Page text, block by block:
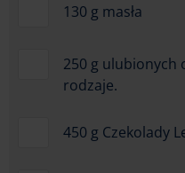
130 g masła
250 g ulubionych
rodzaje.
450 g Czekolady